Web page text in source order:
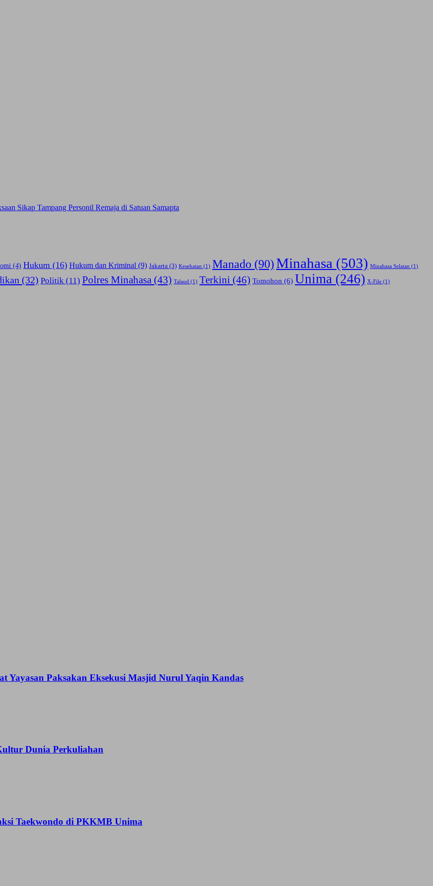
Sikap Tampang Personil Remaja di Satuan Samapta
(4) Hukum (16) Hukum dan Kriminal (9) Jakarta (3) Kesehatan (1) Manado (90) Minahasa (503) Minahasa Selatan (1)
(32) Politik (11) Polres Minahasa (43) Talaud (1) Terkini (46) Tomohon (6) Unima (246) X-File (1)
Yayasan Paksakan Eksekusi Masjid Nurul Yaqin Kandas
Dunia Perkuliahan
Taekwondo di PKKMB Unima